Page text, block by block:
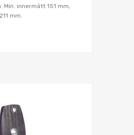
Min. innermått 151 mm,
mm.